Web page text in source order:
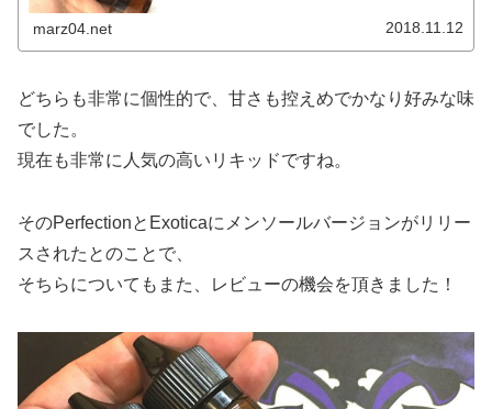
marz04.net 2018.11.12
どちらも非常に個性的で、甘さも控えめでかなり好みな味
でした。
現在も非常に人気の高いリキッドですね。
そのPerfectionとExoticaにメンソールバージョンがリリー
スされたとのことで、
そちらについてもまた、レビューの機会を頂きました！